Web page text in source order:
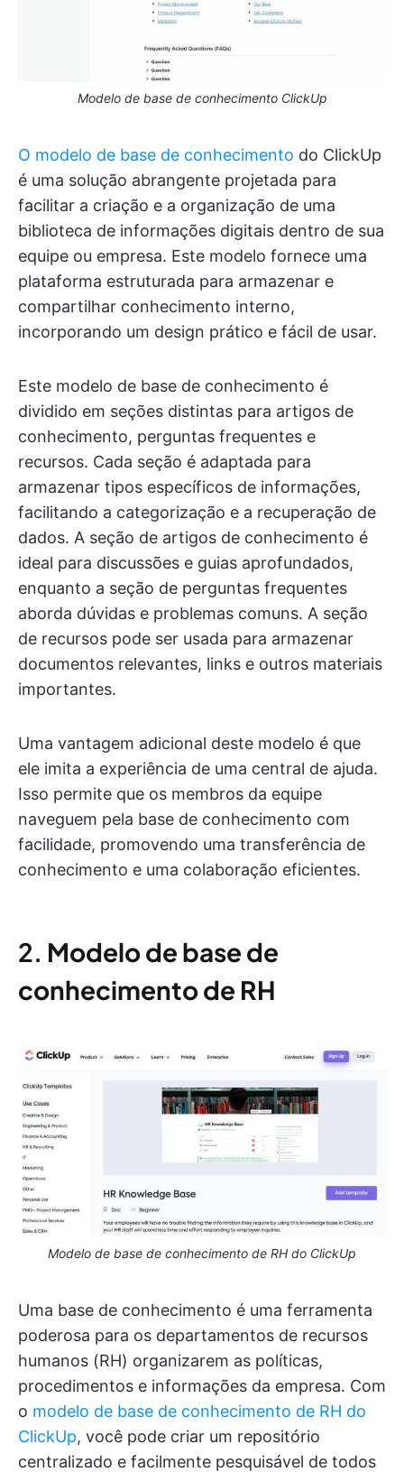
Modelo de base de conhecimento ClickUp
O modelo de base de conhecimento do ClickUp
é uma solução abrangente projetada para
facilitar a criação e a organização de uma
biblioteca de informações digitais dentro de sua
equipe ou empresa. Este modelo fornece uma
plataforma estruturada para armazenar e
compartilhar conhecimento interno,
incorporando um design prático e fácil de usar.
Este modelo de base de conhecimento é
dividido em seções distintas para artigos de
conhecimento, perguntas frequentes e
recursos. Cada seção é adaptada para
armazenar tipos específicos de informações,
facilitando a categorização e a recuperação de
dados. A seção de artigos de conhecimento é
ideal para discussões e guias aprofundados,
enquanto a seção de perguntas frequentes
aborda dúvidas e problemas comuns. A seção
de recursos pode ser usada para armazenar
documentos relevantes, links e outros materiais
importantes.
Uma vantagem adicional deste modelo é que
ele imita a experiência de uma central de ajuda.
Isso permite que os membros da equipe
naveguem pela base de conhecimento com
facilidade, promovendo uma transferência de
conhecimento e uma colaboração eficientes.
2. Modelo de base de
conhecimento de RH
Modelo de base de conhecimento de RH do ClickUp
Uma base de conhecimento é uma ferramenta
poderosa para os departamentos de recursos
humanos (RH) organizarem as políticas,
procedimentos e informações da empresa. Com
o modelo de base de conhecimento de RH do
ClickUp, você pode criar um repositório
centralizado e facilmente pesquisável de todos